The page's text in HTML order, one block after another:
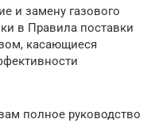
и замену газового
в Правила поставки
касающиеся
полное руководство